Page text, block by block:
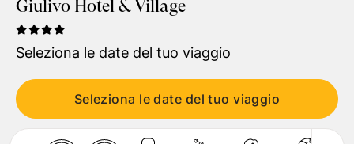
Viaggiatori
1Camera, 2Adulti
CERCA
Giulivo Hotel & Village
Seleziona le date del tuo viaggio
Seleziona le date del tuo viaggio